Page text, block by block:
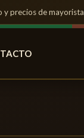
precios de mayorista